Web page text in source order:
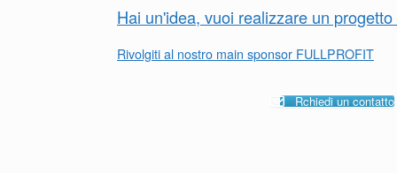
Hai un'idea, vuoi realizzare un
Rivolgiti al nostro main sponsor FULLPROFIT
Rchiedi un contatto